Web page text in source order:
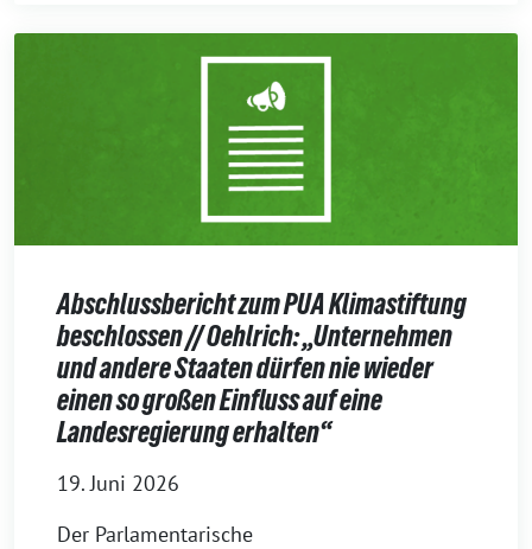
Abschlussbericht zum PUA Klimastiftung
beschlossen // Oehlrich: „Unternehmen
und andere Staaten dürfen nie wieder
einen so großen Einfluss auf eine
Landesregierung erhalten“
19. Juni 2026
Der Parlamentarische